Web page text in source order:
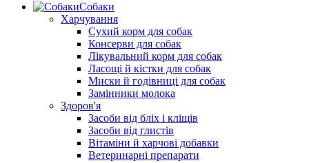
Собаки
Харчування
Сухий корм для собак
Консерви для собак
Лікувальний корм для собак
Ласощі й кістки для собак
Миски й годівниці для собак
Замінники молока
Здоров'я
Засоби від бліх і кліщів
Засоби від глистів
Вітаміни й харчові добавки
Ветеринарні препарати